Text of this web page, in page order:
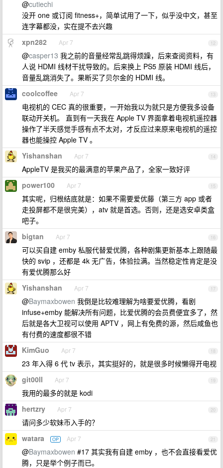
@cutiechi
没开 one 或订阅 fitness+，简单试用了一下，似乎没中文，甚至
连字幕都没，实在提不去兴趣
12
xpn282 Apr 7
@casper13 我之前的音量经常乱跳得烦躁，后来查阅资料，有
人说 HDMI 线材干扰导致的。后来换上 PS5 原装 HDMI 线后，
音量乱跳消失了。果断买了贝尔金的 HDMI 线。
13
coolcoffee Apr 7
电视机的 CEC 真的很重要，一开始我以为就只是方便我多设备
联动开关机。 直到有一天我在 Apple TV 界面拿着电视机遥控器
操作了半天感觉手感有点不太对，才反应过来原来电视机的遥控
器也能操控 Apple TV 。
14
Yishanshan Apr 7
AppleTV 是我买的最满意的苹果产品了，全家一致好评
15
power100 Apr 7
其实呢，归根结底就是：如果不需要爱优藤（第三方 app 或者
走投屏都不是很完美），atv 就是首选。否则，还是选安卓类盒
吧子。
16
bigtan Apr 7
可以买自建 emby 私服代替爱优腾，各种剧集更新基本上跟随最
快的 svip ，还都是 4k 无广告，体验拉满。当然稳定性肯定是没
有爱优腾那么好
17
Yishanshan Apr 7
@Baymaxbowen 我倒是比较难理解为啥要爱优腾，看剧
infuse+emby 能解决所有问题，比爱优腾的会员费便宜多了，然
后就是各大卫视可以使用 APTV ，网上有免费的源，然后咸鱼也
有付费的速度都很不错
18
KimGuo Apr 7
23 年入得 6 代 tv 表示，其实挺好的，就是很多时候懒得开电视
19
git00ll Apr 7
我用的最多的就是 kodi
20
hertzry Apr 7
请问多少软妹币入手的？
21
watara OP Apr 7
@Baymaxbowen #17 其实我有自建 emby ，也不会直接看爱优
腾，只是举个例子而已。